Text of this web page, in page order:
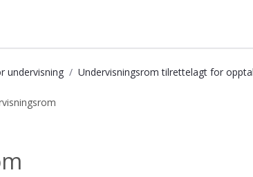
undervisning Undervisningsrom tilrettelagt for